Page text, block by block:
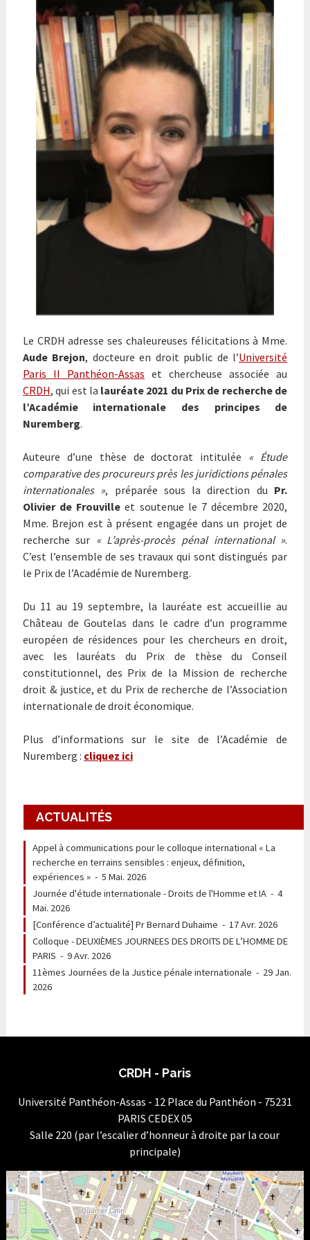
Le CRDH adresse ses chaleureuses félicitations à Mme.
Aude Brejon, docteure en droit public de l’Université
Paris II Panthéon-Assas et chercheuse associée au
CRDH, qui est la lauréate 2021 du Prix de recherche de
l’Académie internationale des principes de
Nuremberg.
Auteure d’une thèse de doctorat intitulée « Étude
comparative des procureurs près les juridictions pénales
internationales », préparée sous la direction du Pr.
Olivier de Frouville et soutenue le 7 décembre 2020,
Mme. Brejon est à présent engagée dans un projet de
recherche sur « L’après-procès pénal international ».
C’est l’ensemble de ses travaux qui sont distingués par
le Prix de l’Académie de Nuremberg.
Du 11 au 19 septembre, la lauréate est accueillie au
Château de Goutelas dans le cadre d’un programme
européen de résidences pour les chercheurs en droit,
avec les lauréats du Prix de thèse du Conseil
constitutionnel, des Prix de la Mission de recherche
droit & justice, et du Prix de recherche de l’Association
internationale de droit économique.
Plus d’informations sur le site de l’Académie de
Nuremberg : cliquez ici
ACTUALITÉS
Appel à communications pour le colloque international « La
recherche en terrains sensibles : enjeux, définition,
expériences »- 5 Mai. 2026
Journée d'étude internationale - Droits de l'Homme et IA- 4
Mai. 2026
[Conférence d’actualité] Pr Bernard Duhaime - 17 Avr. 2026
Colloque - DEUXIÈMES JOURNEES DES DROITS DE L’HOMME DE
PARIS - 9 Avr. 2026
11èmes Journées de la Justice pénale internationale - 29 Jan.
2026
CRDH - Paris
Université Panthéon-Assas - 12 Place du Panthéon - 75231
PARIS CEDEX 05
Salle 220 (par l’escalier d’honneur à droite par la cour
principale)